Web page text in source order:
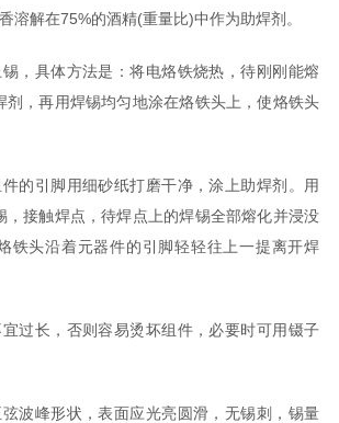
解在75%的酒精(重量比)中作为助焊剂。
具体方法是：将电烙铁烧热，待刚刚能熔
剂，再用焊锡均匀地涂在烙铁头上，使烙铁头
引脚用细砂纸打磨干净，涂上助焊剂。用
，接触焊点，待焊点上的焊锡全部熔化并浸没
铁头沿着元器件的引脚轻轻往上一提离开焊
长，否则容易烫坏组件，必要时可用镊子
峰形状，表面应光亮圆滑，无锡刺，锡量